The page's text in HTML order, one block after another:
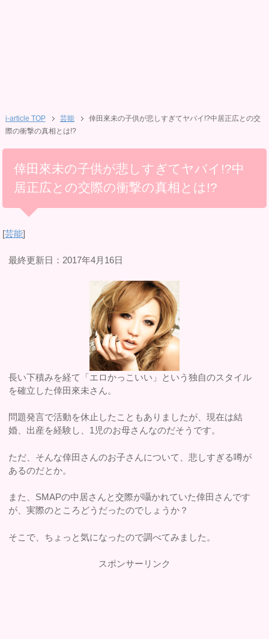
i-article TOP 芸能
倖田來未の子供が悲しすぎてヤバイ!?中居正広との交
際の衝撃の真相とは!?
倖田來未の子供が悲しすぎてヤバイ!?中
居正広との交際の衝撃の真相とは!?
[芸能]
最終更新日：2017年4月16日
長い下積みを経て「エロかっこいい」という独自のスタイル
を確立した倖田來未さん。
問題発言で活動を休止したこともありましたが、現在は結
婚、出産を経験し、1児のお母さんなのだそうです。
ただ、そんな倖田さんのお子さんについて、悲しすぎる噂が
あるのだとか。
また、SMAPの中居さんと交際が囁かれていた倖田さんです
が、実際のところどうだったのでしょうか？
そこで、ちょっと気になったので調べてみました。
スポンサーリンク